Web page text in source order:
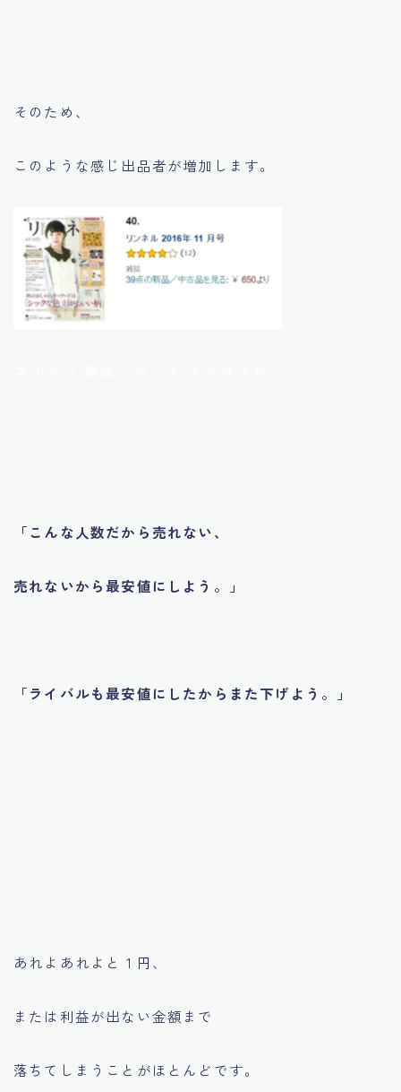
そのため、
このような感じ出品者が増加します。
「こんな人数だから売れない、
売れないから最安値にしよう。」
「ライバルも最安値にしたからまた下げよう。」
あれよあれよと 1 円、
または利益が出ない金額まで
落ちてしまうことがほとんどです。